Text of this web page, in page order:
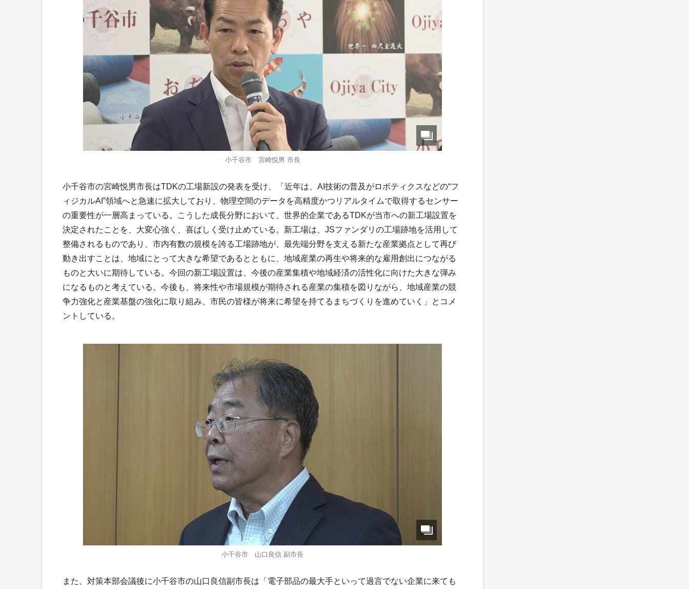
小千谷市 宮崎悦男 市長
小千谷市の宮崎悦男市長はTDKの工場新設の発表を受け、「近年は、AI技術の普及がロボティクスなどの“フ
ィジカルAI”領域へと急速に拡大しており、物理空間のデータを高精度かつリアルタイムで取得するセンサー
の重要性が一層高まっている。こうした成長分野において、世界的企業であるTDKが当市への新工場設置を
決定されたことを、大変心強く、喜ばしく受け止めている。新工場は、JSファンダリの工場跡地を活用して
整備されるものであり、市内有数の規模を誇る工場跡地が、最先端分野を支える新たな産業拠点として再び
動き出すことは、地域にとって大きな希望であるとともに、地域産業の再生や将来的な雇用創出につながる
ものと大いに期待している。今回の新工場設置は、今後の産業集積や地域経済の活性化に向けた大きな弾み
になるものと考えている。今後も、将来性や市場規模が期待される産業の集積を図りながら、地域産業の競
争力強化と産業基盤の強化に取り組み、市民の皆様が将来に希望を持てるまちづくりを進めていく」とコメ
ントしている。
小千谷市 山口良信 副市長
また、対策本部会議後に小千谷市の山口良信副市長は「電子部品の最大手といって過言でない企業に来ても